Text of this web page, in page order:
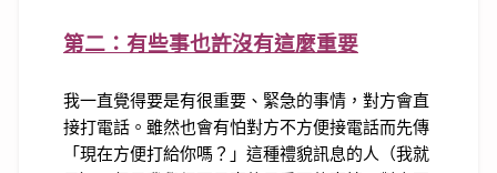
第二：有些事也許沒有這麼重要
我一直覺得要是有很重要、緊急的事情，對方會直
接打電話。雖然也會有怕對方不方便接電話而先傳
「現在方便打給你嗎？」這種禮貌訊息的人（我就